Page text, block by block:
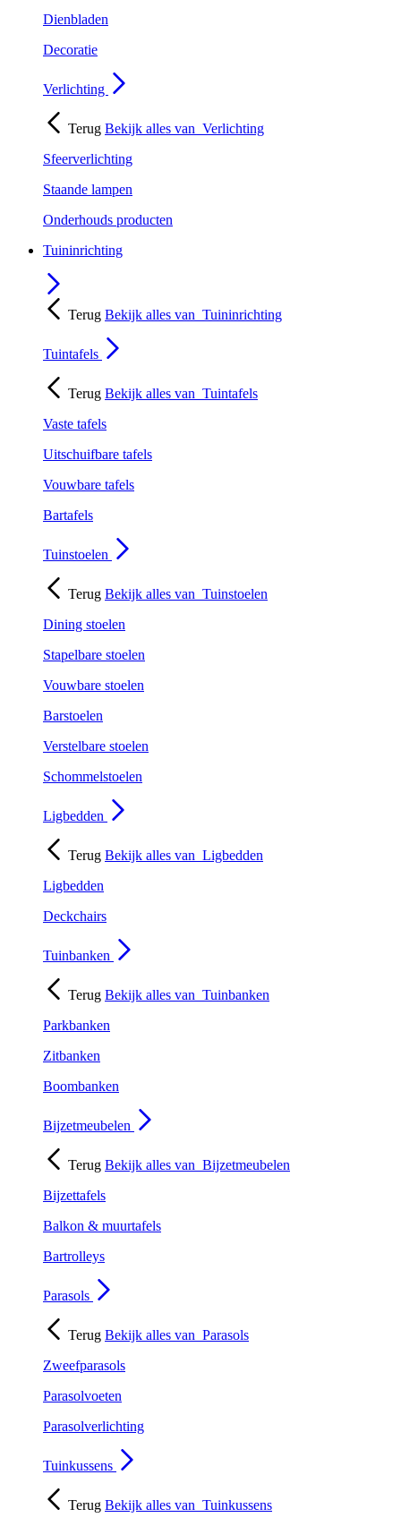
Dienbladen
Decoratie
Verlichting
Terug Bekijk alles van Verlichting
Sfeerverlichting
Staande lampen
Onderhouds producten
Tuininrichting
Terug Bekijk alles van Tuininrichting
Tuintafels
Terug Bekijk alles van Tuintafels
Vaste tafels
Uitschuifbare tafels
Vouwbare tafels
Bartafels
Tuinstoelen
Terug Bekijk alles van Tuinstoelen
Dining stoelen
Stapelbare stoelen
Vouwbare stoelen
Barstoelen
Verstelbare stoelen
Schommelstoelen
Ligbedden
Terug Bekijk alles van Ligbedden
Ligbedden
Deckchairs
Tuinbanken
Terug Bekijk alles van Tuinbanken
Parkbanken
Zitbanken
Boombanken
Bijzetmeubelen
Terug Bekijk alles van Bijzetmeubelen
Bijzettafels
Balkon & muurtafels
Bartrolleys
Parasols
Terug Bekijk alles van Parasols
Zweefparasols
Parasolvoeten
Parasolverlichting
Tuinkussens
Terug Bekijk alles van Tuinkussens